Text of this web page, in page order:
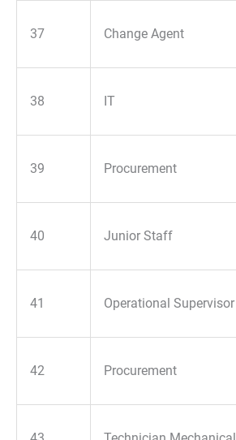
37 Change Agent
38 IT
39 Procurement
40 Junior Staff
41 Operational Supervisor
42 Procurement